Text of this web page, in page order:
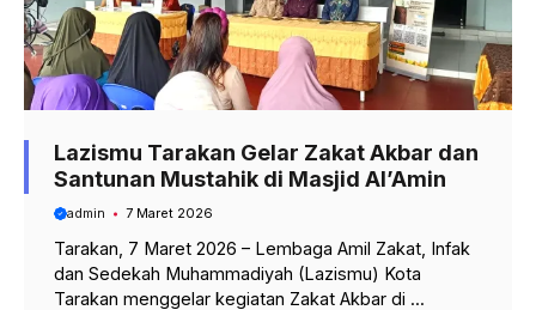
Lazismu Tarakan Gelar Zakat Akbar dan
Santunan Mustahik di Masjid Al’Amin
admin 7 Maret 2026
Tarakan, 7 Maret 2026 – Lembaga Amil Zakat, Infak
dan Sedekah Muhammadiyah (Lazismu) Kota
Tarakan menggelar kegiatan Zakat Akbar di ...